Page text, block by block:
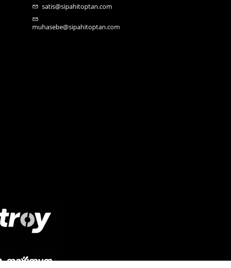
satis@sipahitoptan.com
muhasebe@sipahitoptan.com